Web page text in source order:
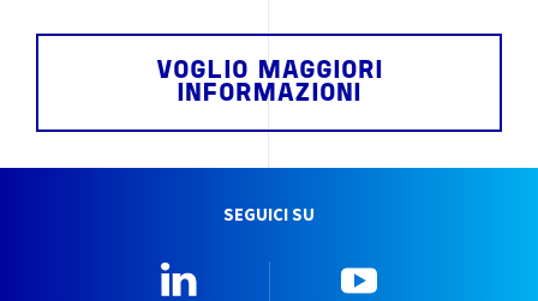
VOGLIO MAGGIORI
INFORMAZIONI
SEGUICI SU